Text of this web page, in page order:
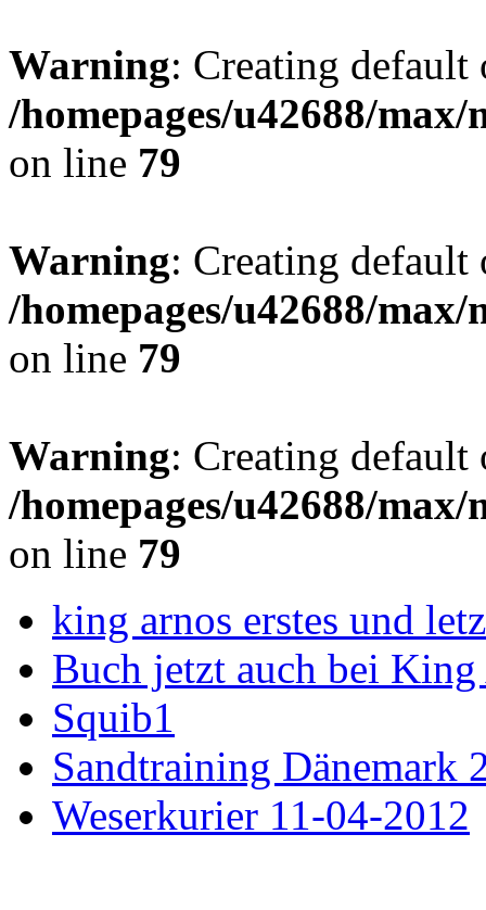
Warning: Creating
/homepages/u42688/
on line 79
Warning: Creating
/homepages/u42688/
on line 79
Warning: Creating
/homepages/u42688/
on line 79
king arnos erstes und
Buch jetzt auch bei
Squib1
Sandtraining Dänemark
Weserkurier 11-04-2012